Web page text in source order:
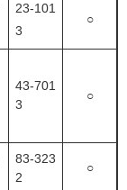
23-101
3
○
43-701
3
○
83-323
2
○